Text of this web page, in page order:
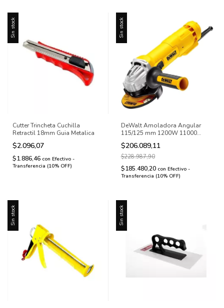
Sin stock
Cutter Trincheta Cuchilla
Retractil 18mm Guia Metalica
$2.096,07
$1.886,46 con Efectivo -
Transferencia (10% OFF)
Sin stock
DeWalt Amoladora Angular
115/125 mm 1200W 11000
Rpm
$206.089,11
$228.987,90
$185.480,20 con Efectivo -
Transferencia (10% OFF)
Sin stock Sin stock